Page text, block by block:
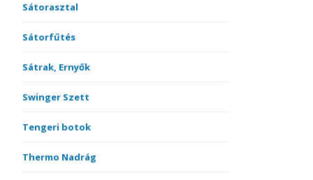
Sátorasztal
Sátorfűtés
Sátrak, Ernyők
Swinger Szett
Tengeri botok
Thermo Nadrág